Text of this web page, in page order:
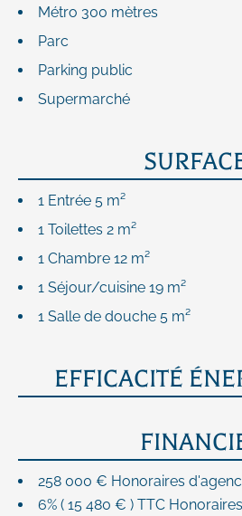
Métro 300 mètres
Parc
Parking public
Supermarché
1 Entrée 5 m²
1 Toilettes 2 m²
1 Chambre 12 m²
1 Séjour/cuisine 19 m²
1 Salle de douche 5 m²
EFFICACITÉ
258 000 € Honoraires
6% ( 15 480 € ) TTC